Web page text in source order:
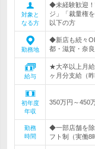
対象と
なる方
◆未経験歓迎
ジ」「裁量権
以下の方
勤務地
◆新店も続々
都・滋賀・奈
給与
★大卒以上月
ヶ月分支給（
初年度
年収
350万円～450
勤務
時間
◆一部店舗を
フト制（実働8